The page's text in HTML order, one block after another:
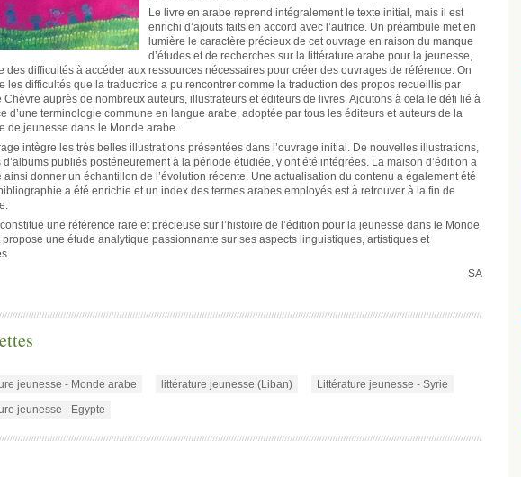
Le livre en arabe reprend intégralement le texte initial, mais il est
enrichi d’ajouts faits en accord avec l’autrice. Un préambule met en
lumière le caractère précieux de cet ouvrage en raison du manque
d’études et de recherches sur la littérature arabe pour la jeunesse,
des difficultés à accéder aux ressources nécessaires pour créer des ouvrages de référence. On
les difficultés que la traductrice a pu rencontrer comme la traduction des propos recueillis par
Chèvre auprès de nombreux auteurs, illustrateurs et éditeurs de livres. Ajoutons à cela le défi lié à
d’une terminologie commune en langue arabe, adoptée par tous les éditeurs et auteurs de la
de jeunesse dans le Monde arabe.
intègre les très belles illustrations présentées dans l’ouvrage initial. De nouvelles illustrations,
d’albums publiés postérieurement à la période étudiée, y ont été intégrées. La maison d’édition a
ainsi donner un échantillon de l’évolution récente. Une actualisation du contenu a également été
a été enrichie et un index des termes arabes employés est à retrouver à la fin de
une référence rare et précieuse sur l’histoire de l’édition pour la jeunesse dans le Monde
propose une étude analytique passionnante sur ses aspects linguistiques, artistiques et
SA
jeunesse - Monde arabe littérature jeunesse (Liban)
Littérature jeunesse - Syrie
jeunesse - Egypte